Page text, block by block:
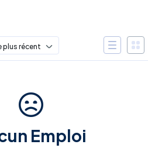
plus récent
Emploi